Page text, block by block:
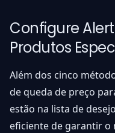
Configure
Produtos
Além dos cinco
de queda de preço
estão na lista de
eficiente de garantir